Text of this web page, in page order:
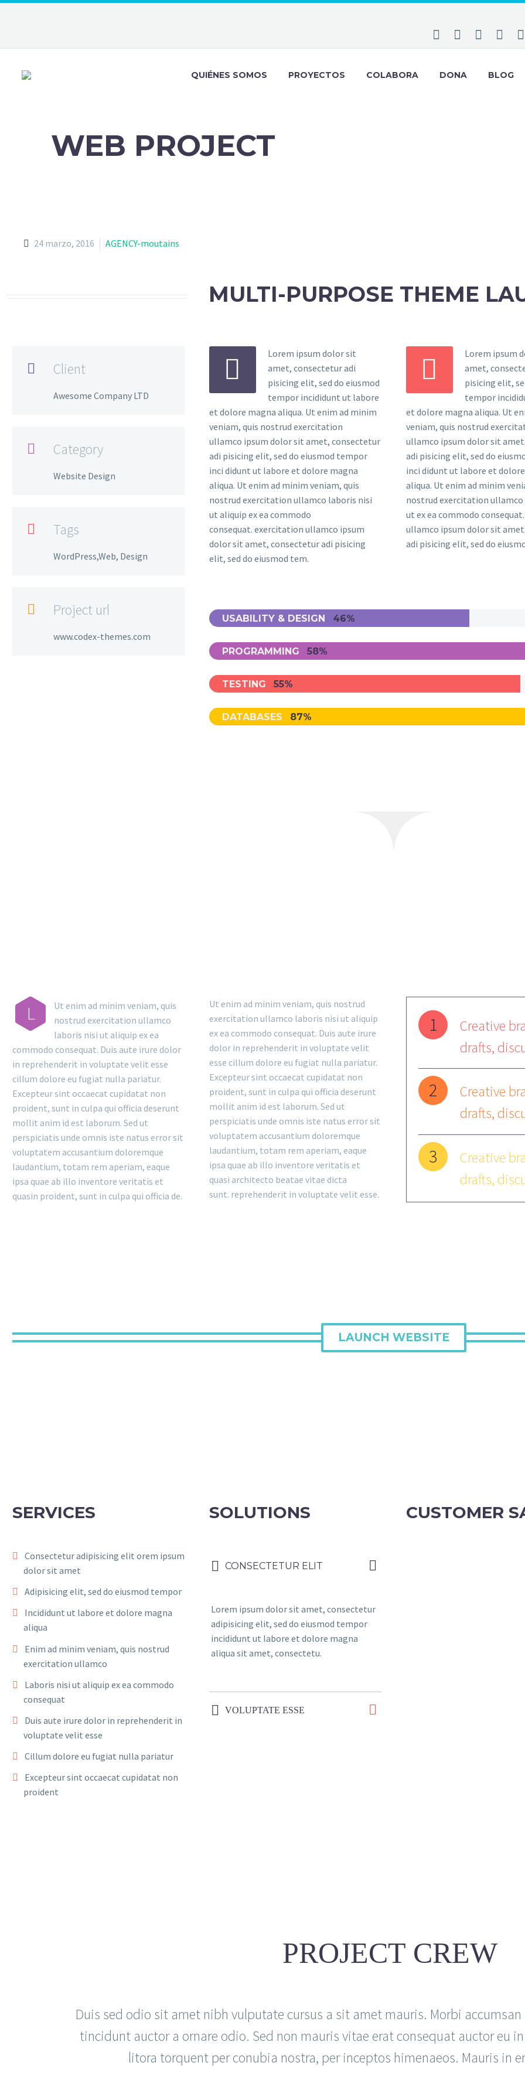
QUIÉNES SOMOS PROYECTOS COLABORA DONA BLOG
WEB PROJECT
24 marzo, 2016 AGENCY-moutains
MULTI-PURPOSE THEME
 Client
Awesome Company LTD
 Category
Website Design
 Tags
WordPress,Web, Design
 Project url
www.codex-themes.com


Lorem ipsum dolor sit
amet, consectetur adi
pisicing elit, sed do eiusmod
tempor incididunt ut labore
et dolore magna aliqua. Ut enim ad minim
veniam, quis nostrud exercitation
ullamco ipsum dolor sit amet, consectetur
adi pisicing elit, sed do eiusmod tempor
inci didunt ut labore et dolore magna
aliqua. Ut enim ad minim veniam, quis
nostrud exercitation ullamco laboris nisi
ut aliquip ex ea commodo
consequat. exercitation ullamco ipsum
dolor sit amet, consectetur adi pisicing
elit, sed do eiusmod tem.


Lorem ipsum
amet,
pisicing elit,
tempor
et dolore magna aliqua. Ut
veniam, quis nostrud
ullamco ipsum dolor sit
adi pisicing elit, sed do
inci didunt ut labore et
aliqua. Ut enim ad minim
nostrud exercitation
ut ex ea commodo
ullamco ipsum dolor sit
adi pisicing elit, sed do
USABILITY & DESIGN 46%
PROGRAMMING 58%
TESTING 55%
DATABASES 87%
L
Ut enim ad minim veniam, quis
nostrud exercitation ullamco
laboris nisi ut aliquip ex ea
commodo consequat. Duis aute irure dolor
in reprehenderit in voluptate velit esse
cillum dolore eu fugiat nulla pariatur.
Excepteur sint occaecat cupidatat non
proident, sunt in culpa qui officia deserunt
mollit anim id est laborum. Sed ut
perspiciatis unde omnis iste natus error sit
voluptatem accusantium doloremque
laudantium, totam rem aperiam, eaque
ipsa quae ab illo inventore veritatis et
quasin proident, sunt in culpa qui officia de.
Ut enim ad minim veniam, quis nostrud
exercitation ullamco laboris nisi ut aliquip
ex ea commodo consequat. Duis aute irure
dolor in reprehenderit in voluptate velit
esse cillum dolore eu fugiat nulla pariatur.
Excepteur sint occaecat cupidatat non
proident, sunt in culpa qui officia deserunt
mollit anim id est laborum. Sed ut
perspiciatis unde omnis iste natus error sit
voluptatem accusantium doloremque
laudantium, totam rem aperiam, eaque
ipsa quae ab illo inventore veritatis et
quasi architecto beatae vitae dicta
sunt. reprehenderit in voluptate velit esse.
1
Creative
drafts,
2
Creative
drafts,
3
Creative
drafts,
LAUNCH WEBSITE
SERVICES
Consectetur adipisicing elit orem ipsum
dolor sit amet
Adipisicing elit, sed do eiusmod tempor
Incididunt ut labore et dolore magna
aliqua
Enim ad minim veniam, quis nostrud
exercitation ullamco
Laboris nisi ut aliquip ex ea commodo
consequat
Duis aute irure dolor in reprehenderit in
voluptate velit esse
Cillum dolore eu fugiat nulla pariatur
Excepteur sint occaecat cupidatat non
proident
SOLUTIONS
CONSECTETUR ELIT
Lorem ipsum dolor sit amet, consectetur
adipisicing elit, sed do eiusmod tempor
incididunt ut labore et dolore magna
aliqua sit amet, consectetu.
VOLUPTATE ESSE
CUSTOMER
PROJECT CREW
Duis sed odio sit amet nibh vulputate cursus a sit amet mauris. Morbi
tincidunt auctor a ornare odio. Sed non mauris vitae erat consequat auctor eu
litora torquent per conubia nostra, per inceptos himenaeos. Mauris in